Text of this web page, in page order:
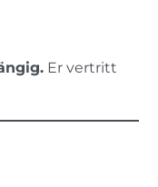
Er vertritt